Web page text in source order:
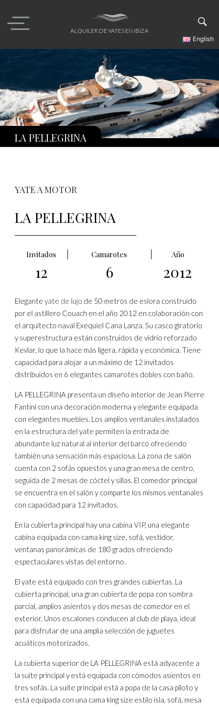
content
ALQUILER DE YATES EN IBIZA
English
LA PELLEGRINA
YATE A MOTOR
LA PELLEGRINA
Invitados Camarotes Año
12 6 2012
Elegante yate de lujo de 50 metros de eslora construido
por el astillero Couach en el año 2012 en colaboración con
el arquitecto naval Exequiel Cana Lanza. Su casco giratorio
y superestructura están construidos de vidrio reforzado
Kevlar, lo que la hace más ligera, rápida y económica. Tiene
capacidad para alojar a un máximo de 12 invitados
distribuidos en 6 elegantes camarotes dobles con baño.
LA PELLEGRINA presenta un diseño interior de Jean Pierre
Fantini con una decoración moderna y elegante equipada
con elegantes muebles. Los amplios ventanales instalados
en la estructura del yate permiten la entrada de
abundante luz natural al interior del barco ofreciendo
también una sensación más espaciosa. La zona de salón
cuenta con 2 sofás opuestos y una gran mesa de centro,
seguida de 2 mesas de cóctel y sillas. El comedor principal
se encuentra en el salón y comparte los mismos ventanales
con capacidad para 12 invitados.
En la cubierta principal hay una cabina VIP, una elegante
cabina equipada con cama king size, sofá, vestidor,
ventanas panorámicas de 180 grados ofreciendo
espectaculares vistas del entorno.
El yate está equipado con tres grandes cubiertas. La
cubierta principal, una gran cubierta de popa con sombra
parcial, amplios asientos y dos mesas de comedor en el
exterior. Unos escalones conducen al club de playa, ideal
para disfrutar de una amplia selección de juguetes
acuáticos motorizados.
La cubierta superior de LA PELLEGRINA está adyacente a
la suite principal y está equipada con cómodos asientos en
tres sofás. La suite principal está a popa de la casa piloto y
está equipada con una cama king size estilo isla, sofá, mesa